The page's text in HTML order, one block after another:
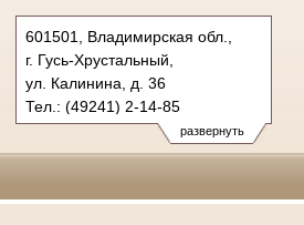
развернуть
601501, Владимирская обл.,
г. Гусь-Хрустальный,
ул. Калинина, д. 36
Тел.: (49241) 2-14-85
gus-hrustalsky.wld@sudrf.ru